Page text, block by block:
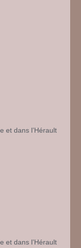
et dans l’Hérault
et dans l’Hérault